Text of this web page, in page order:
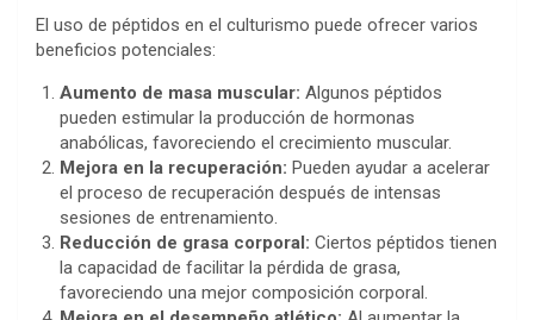
El uso de péptidos en el culturismo puede ofrecer varios
beneficios potenciales:
Aumento de masa muscular: Algunos péptidos
pueden estimular la producción de hormonas
anabólicas, favoreciendo el crecimiento muscular.
Mejora en la recuperación: Pueden ayudar a acelerar
el proceso de recuperación después de intensas
sesiones de entrenamiento.
Reducción de grasa corporal: Ciertos péptidos tienen
la capacidad de facilitar la pérdida de grasa,
favoreciendo una mejor composición corporal.